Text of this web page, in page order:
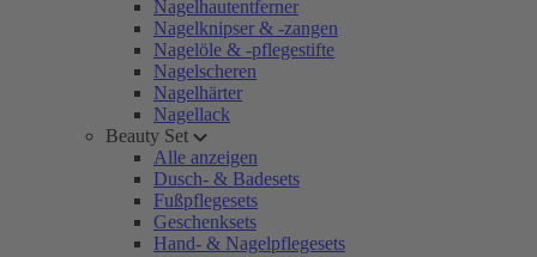
Nagelhautentferner
Nagelknipser & -zangen
Nagelöle & -pflegestifte
Nagelscheren
Nagelhärter
Nagellack
Beauty Set
Alle anzeigen
Dusch- & Badesets
Fußpflegesets
Geschenksets
Hand- & Nagelpflegesets